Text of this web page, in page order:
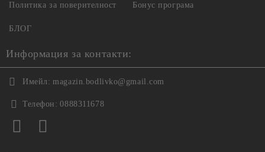
Политика за поверителност Бонус програма
БЛОГ
Информация за контакти:
Имейл: magazin.bodlivko@gmail.com
Телефон: 0888311678